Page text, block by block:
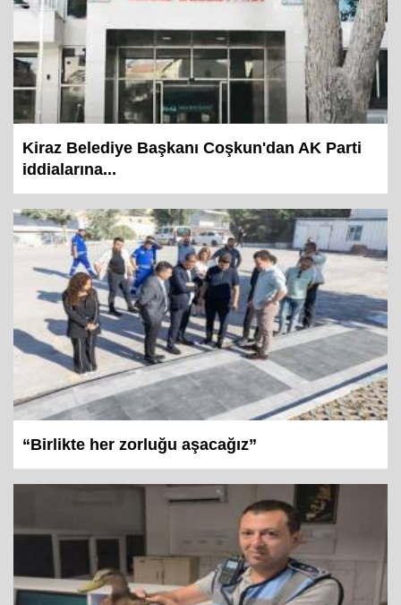
Kiraz Belediye Başkanı Coşkun'dan AK Parti
iddialarına...
“Birlikte her zorluğu aşacağız”